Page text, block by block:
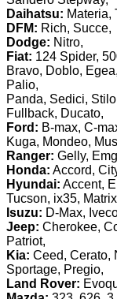
Daihatsu: Materia,
DFM: Rich, Succe,
Dodge: Nitro,
Fiat: 124 Spider,
Bravo, Doblo,
Palio,
Panda, Sedici,
Fullback, Ducato,
Ford: B-max, C-
Kuga, Mondeo,
Ranger: Gelly,
Honda: Accord,
Hyundai: Accent,
Tucson, ix35,
Isuzu: D-Max,
Jeep: Cherokee,
Patriot,
Kia: Ceed, Cerato,
Sportage, Pregio,
Land Rover: